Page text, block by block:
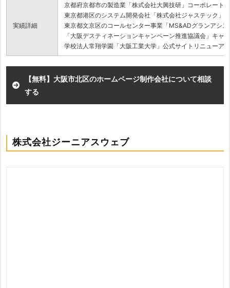
実績詳細
京都府京都市の製造業「株式会社大興技研」コーポレート
東京都港区のシステム開発会社「株式会社ジャステック」
東京都文京区のコールセンター事業「MS&ADグランアシ
「大阪デスティネーションキャンペーン推進協議会」キャ
学校法人常翔学園「大阪工業大学」公式サイトリニューアル
【無料】大阪市北区のホームページ制作会社について相談
する
株式会社ジーニアスウェブ